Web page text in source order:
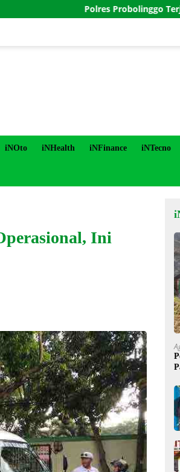
Polres Probolinggo Terjunkan
iNOto iNHealth iNFinance iNTecno
Ini